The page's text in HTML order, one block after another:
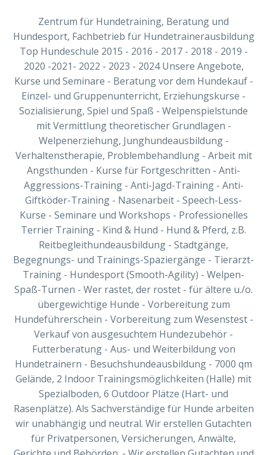
Zentrum für Hundetraining, Beratung und
Hundesport, Fachbetrieb für Hundetrainerausbildung
Top Hundeschule 2015 - 2016 - 2017 - 2018 - 2019 -
2020 -2021- 2022 - 2023 - 2024 Unsere Angebote,
Kurse und Seminare - Beratung vor dem Hundekauf -
Einzel- und Gruppenunterricht, Erziehungskurse -
Sozialisierung, Spiel und Spaß - Welpenspielstunde
mit Vermittlung theoretischer Grundlagen -
Welpenerziehung, Junghundeausbildung -
Verhaltenstherapie, Problembehandlung - Arbeit mit
Angsthunden - Kurse für Fortgeschritten - Anti-
Aggressions-Training - Anti-Jagd-Training - Anti-
Giftköder-Training - Nasenarbeit - Speech-Less-
Kurse - Seminare und Workshops - Professionelles
Terrier Training - Kind & Hund - Hund & Pferd, z.B.
Reitbegleithundeausbildung - Stadtgänge,
Begegnungs- und Trainings-Spaziergänge - Tierarzt-
Training - Hundesport (Smooth-Agility) - Welpen-
Spaß-Turnen - Wer rastet, der rostet - für ältere u./o.
übergewichtige Hunde - Vorbereitung zum
Hundeführerschein - Vorbereitung zum Wesenstest -
Verkauf von ausgesuchtem Hundezubehör -
Futterberatung - Aus- und Weiterbildung von
Hundetrainern - Besuchshundeausbildung - 7000 qm
Gelände, 2 Indoor Trainingsmöglichkeiten (Halle) mit
Spezialboden, 6 Outdoor Plätze (Hart- und
Rasenplätze). Als Sachverständige für Hunde arbeiten
wir unabhängig und neutral. Wir erstellen Gutachten
für Privatpersonen, Versicherungen, Anwälte,